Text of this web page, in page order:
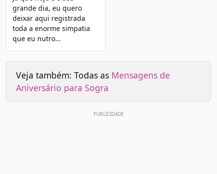
grande dia, eu quero
deixar aqui registrada
toda a enorme simpatia
que eu nutro…
Veja também: Todas as Mensagens de
Aniversário para Sogra